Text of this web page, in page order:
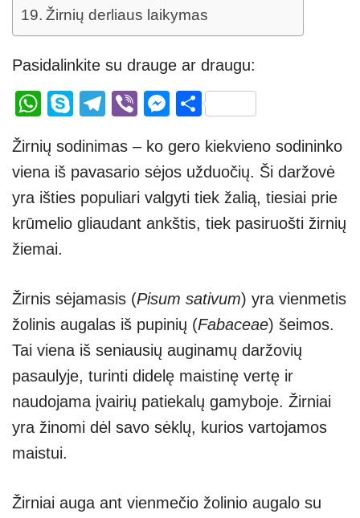
Žirnių derliaus laikymas
Pasidalinkite su drauge ar draugu:
W
at
s
A
p
p
S
p
e
T
e
gr
a
m
Vi
er
M
ss
e
n
g
S
ar
e
Žirnių sodinimas – ko gero kiekvieno sodininko
viena iš pavasario sėjos užduočių. Ši daržovė
yra išties populiari valgyti tiek žalią, tiesiai prie
krūmelio gliaudant ankštis, tiek pasiruošti žirnių
žiemai.
Žirnis sėjamasis (Pisum sativum) yra vienmetis
žolinis augalas iš pupinių (Fabaceae) šeimos.
Tai viena iš seniausių auginamų daržovių
pasaulyje, turinti didelę maistinę vertę ir
naudojama įvairių patiekalų gamyboje. Žirniai
yra žinomi dėl savo sėklų, kurios vartojamos
maistui.
Žirniai auga ant vienmečio žolinio augalo su